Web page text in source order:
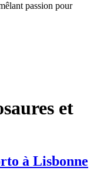
passion pour
et
à Lisbonne